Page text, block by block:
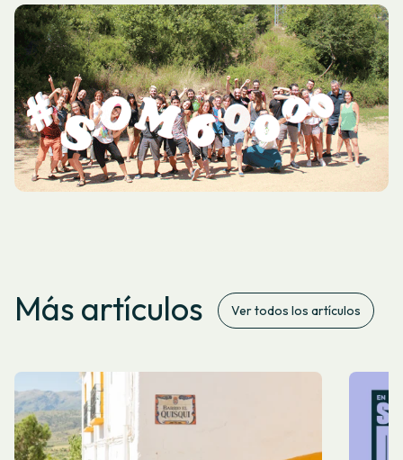
Más artículos Ver todos los artículos